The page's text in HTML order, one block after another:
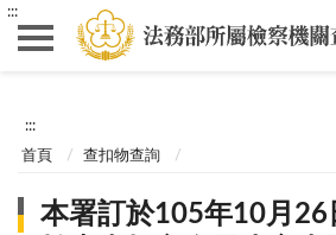
:::
:::
首頁 查扣物查詢
本署訂於105年10月26